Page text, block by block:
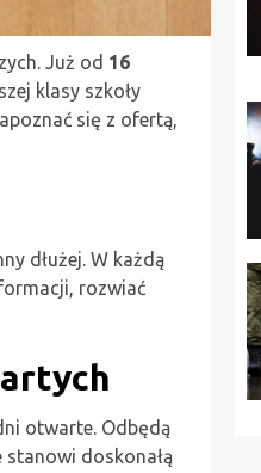
Już od 16
klasy szkoły
się z ofertą,
dłużej. W każdą
rozwiać
otwarte. Odbędą
stanowi doskonałą